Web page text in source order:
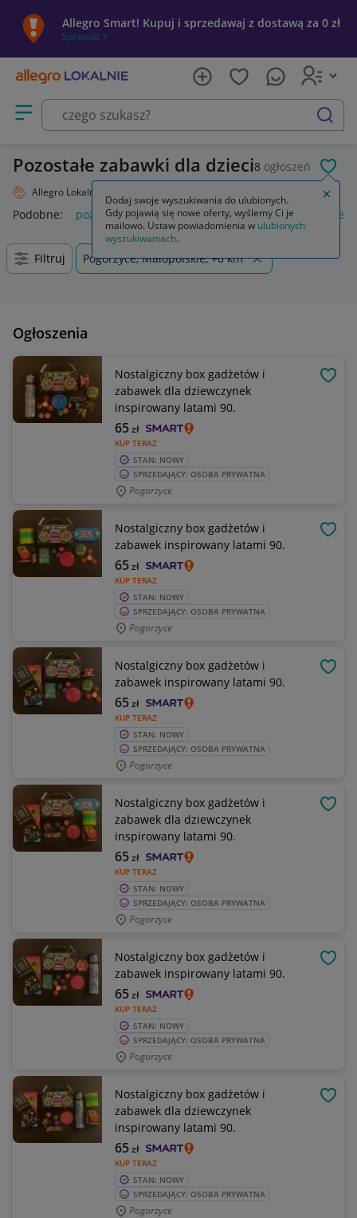
Allegro Smart! Kupuj i sprzedawaj z dostawą za 0 zł
Sprawdź »
Otwórz menu z kategoriami
szukaj
Pozostałe zabawki dla dzieci8 ogłoszeń
Allegro Lokalnie
Podobne: pozostałe łóżka pozostałe pozostałe miasta i
Filtruj Pogorzyce, Małopolskie, +0 km
Ogłoszenia
Nostalgiczny box gadżetów i
zabawek dla dziewczynek
inspirowany latami 90.
KUP TERAZ
65zł
STAN: NOWY
SPRZEDAJĄCY: OSOBA PRYWATNA
Pogorzyce
Nostalgiczny box gadżetów i
zabawek inspirowany latami 90.
KUP TERAZ
65zł
STAN: NOWY
SPRZEDAJĄCY: OSOBA PRYWATNA
Pogorzyce
Nostalgiczny box gadżetów i
zabawek inspirowany latami 90.
KUP TERAZ
65zł
STAN: NOWY
SPRZEDAJĄCY: OSOBA PRYWATNA
Pogorzyce
Nostalgiczny box gadżetów i
zabawek dla dziewczynek
inspirowany latami 90.
KUP TERAZ
65zł
STAN: NOWY
SPRZEDAJĄCY: OSOBA PRYWATNA
Pogorzyce
Nostalgiczny box gadżetów i
zabawek inspirowany latami 90.
KUP TERAZ
65zł
STAN: NOWY
SPRZEDAJĄCY: OSOBA PRYWATNA
Pogorzyce
Nostalgiczny box gadżetów i
zabawek dla dziewczynek
inspirowany latami 90.
KUP TERAZ
65zł
STAN: NOWY
SPRZEDAJĄCY: OSOBA PRYWATNA
Pogorzyce
Dodaj swoje wyszukiwania do ulubionych.
Gdy pojawią się nowe oferty, wyślemy Ci je
mailowo. Ustaw powiadomienia w ulubionych
wyszukiwaniach.